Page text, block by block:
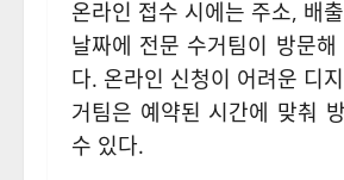
온라인 접수 시에는 주소, 배
날짜에 전문 수거팀이 방문
다. 온라인 신청이 어려운 디
거팀은 예약된 시간에 맞춰
수 있다.